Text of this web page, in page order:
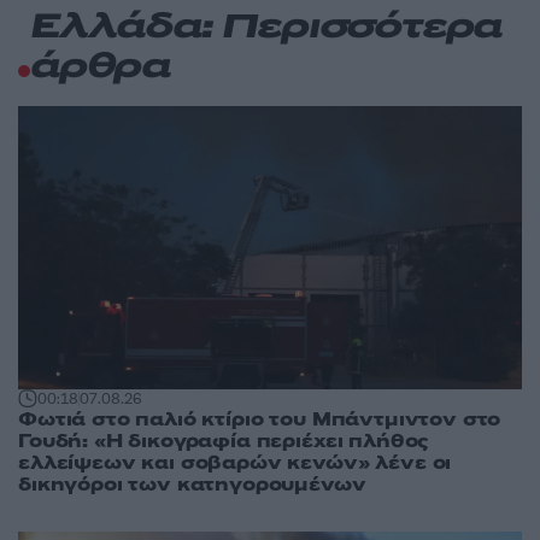
Ελλάδα: Περισσότερα
άρθρα
00:1807.08.26
Φωτιά στο παλιό κτίριο του Μπάντμιντον στο
Γουδή: «Η δικογραφία περιέχει πλήθος
ελλείψεων και σοβαρών κενών» λένε οι
δικηγόροι των κατηγορουμένων